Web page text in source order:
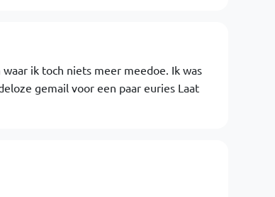
ik toch niets meer meedoe. Ik was
gemail voor een paar euries Laat